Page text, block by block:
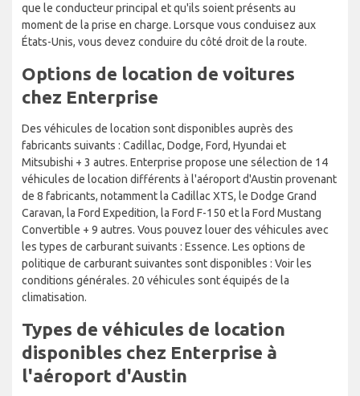
que le conducteur principal et qu'ils soient présents au
moment de la prise en charge. Lorsque vous conduisez aux
États-Unis, vous devez conduire du côté droit de la route.
Options de location de voitures
chez Enterprise
Des véhicules de location sont disponibles auprès des
fabricants suivants : Cadillac, Dodge, Ford, Hyundai et
Mitsubishi + 3 autres. Enterprise propose une sélection de 14
véhicules de location différents à l'aéroport d'Austin provenant
de 8 fabricants, notamment la Cadillac XTS, le Dodge Grand
Caravan, la Ford Expedition, la Ford F-150 et la Ford Mustang
Convertible + 9 autres. Vous pouvez louer des véhicules avec
les types de carburant suivants : Essence. Les options de
politique de carburant suivantes sont disponibles : Voir les
conditions générales. 20 véhicules sont équipés de la
climatisation.
Types de véhicules de location
disponibles chez Enterprise à
l'aéroport d'Austin